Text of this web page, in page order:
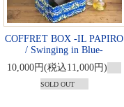
COFFRET BOX -IL PAPIRO
/ Swinging in Blue-
10,000円(税込11,000円)
SOLD OUT